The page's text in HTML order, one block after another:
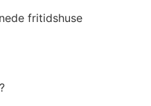
fritidshuse